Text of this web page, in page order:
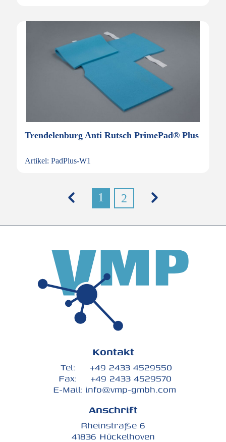
Trendelenburg Anti Rutsch PrimePad® Plus
Artikel: PadPlus-W1
1 2
Kontakt
Tel:
+49 2433 4529550
Fax:
+49 2433 4529570
E-Mail: info@vmp-gmbh.com
Anschrift
Rheinstraße 6
41836 Hückelhoven